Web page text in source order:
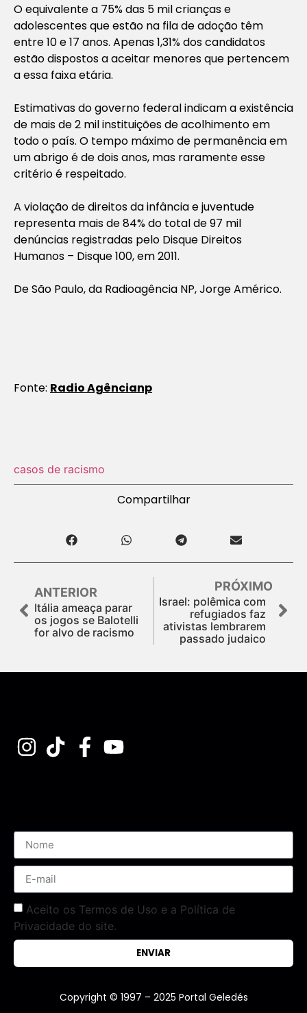
O equivalente a 75% das 5 mil crianças e
adolescentes que estão na fila de adoção têm
entre 10 e 17 anos. Apenas 1,31% dos candidatos
estão dispostos a aceitar menores que pertencem
a essa faixa etária.
Estimativas do governo federal indicam a existência
de mais de 2 mil instituições de acolhimento em
todo o país. O tempo máximo de permanência em
um abrigo é de dois anos, mas raramente esse
critério é respeitado.
A violação de direitos da infância e juventude
representa mais de 84% do total de 97 mil
denúncias registradas pelo Disque Direitos
Humanos – Disque 100, em 2011.
De São Paulo, da Radioagência NP, Jorge Américo.
Fonte: Radio Agêncianp
casos de racismo
Compartilhar
ANTERIOR
Itália ameaça parar
os jogos se Balotelli
for alvo de racismo
PRÓXIMO
Israel: polêmica com
refugiados faz
ativistas lembrarem
passado judaico
Aceito os Termos de Uso e a Política de
Privacidade do site.
ENVIAR
Copyright © 1997 – 2025 Portal Geledés